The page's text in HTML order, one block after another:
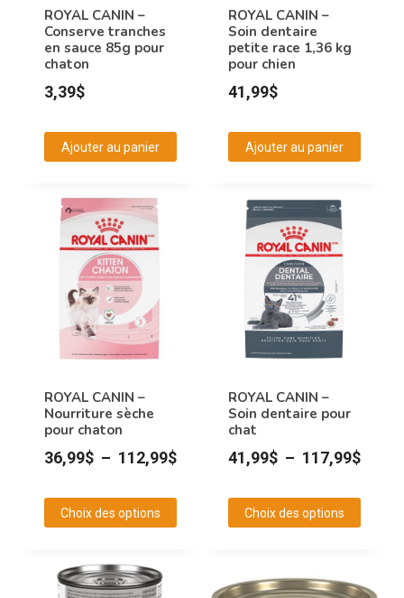
choisies
sur
la
page
produit
ROYAL CANIN –
Conserve tranches
en sauce 85g pour
chaton
3,39$
Ajouter au panier
ROYAL CANIN –
Soin dentaire
petite race 1,36 kg
pour chien
41,99$
Ajouter au panier
ROYAL CANIN –
Nourriture sèche
pour chaton
36,99$ – 112,99$Plage
36,99$
112,99$
Choix des options
produit
ROYAL CANIN –
Soin dentaire pour
chat
41,99$ – 117,99$Plage
Choix des options
a